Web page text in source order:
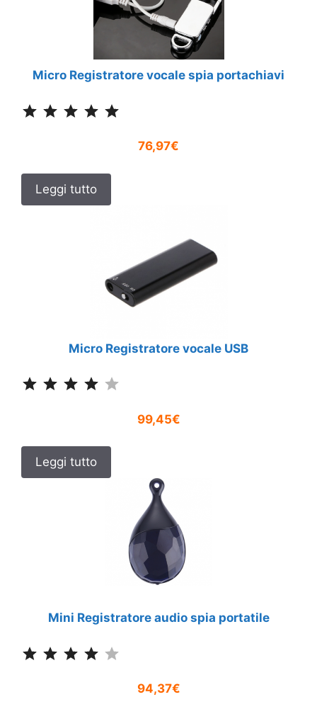
Micro Registratore vocale spia portachiavi
76,97€
Leggi tutto
Micro Registratore vocale USB
99,45€
Leggi tutto
Mini Registratore audio spia portatile
94,37€